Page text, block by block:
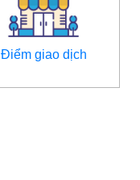
Điểm giao dịch